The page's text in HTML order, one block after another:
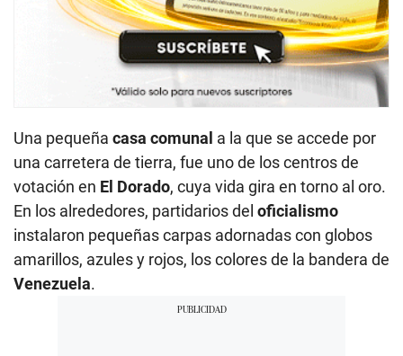
Una pequeña casa comunal a la que se accede por
una carretera de tierra, fue uno de los centros de
votación en El Dorado, cuya vida gira en torno al oro.
En los alrededores, partidarios del oficialismo
instalaron pequeñas carpas adornadas con globos
amarillos, azules y rojos, los colores de la bandera de
Venezuela.